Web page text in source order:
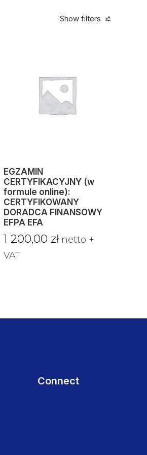
Show filters
EGZAMIN
CERTYFIKACYJNY (w
formule online):
CERTYFIKOWANY
DORADCA FINANSOWY
EFPA EFA
1 200,00 zł netto +
VAT
Connect